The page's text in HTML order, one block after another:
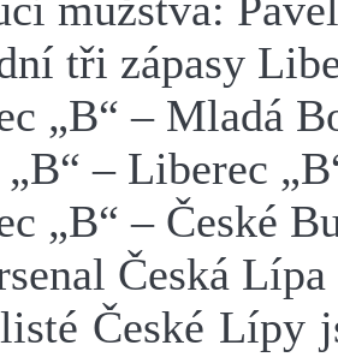
mužstva:
tři zápasy
„B“ – Mladá
„B“ – Liberec
„B“ – České
Česká Lípa
České Lípy